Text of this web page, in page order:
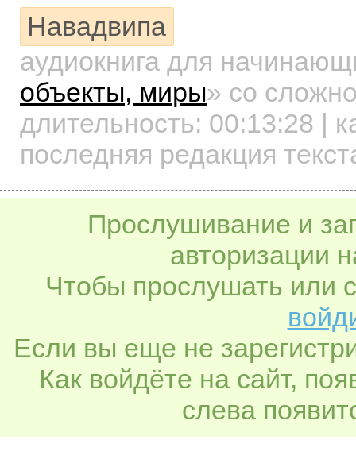
Навадвипа
аудиокнига для
объекты, миры» со
длительность: 00:13:28 |
последняя редакция
Прослушивание и
авторизации
Чтобы прослушать или
Если вы еще не
Как войдёте на сайт,
слева